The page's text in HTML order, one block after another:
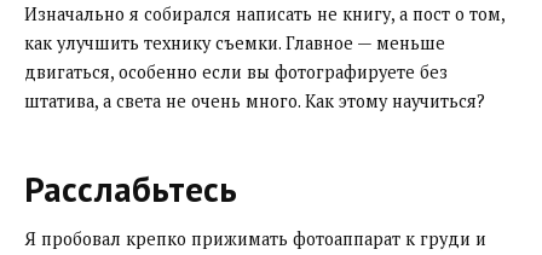
Изначально я собирался написать не книгу, а пост о том,
как улучшить технику съемки. Главное — меньше
двигаться, особенно если вы фотографируете без
штатива, а света не очень много. Как этому научиться?
Расслабьтесь
Я пробовал крепко прижимать фотоаппарат к груди и